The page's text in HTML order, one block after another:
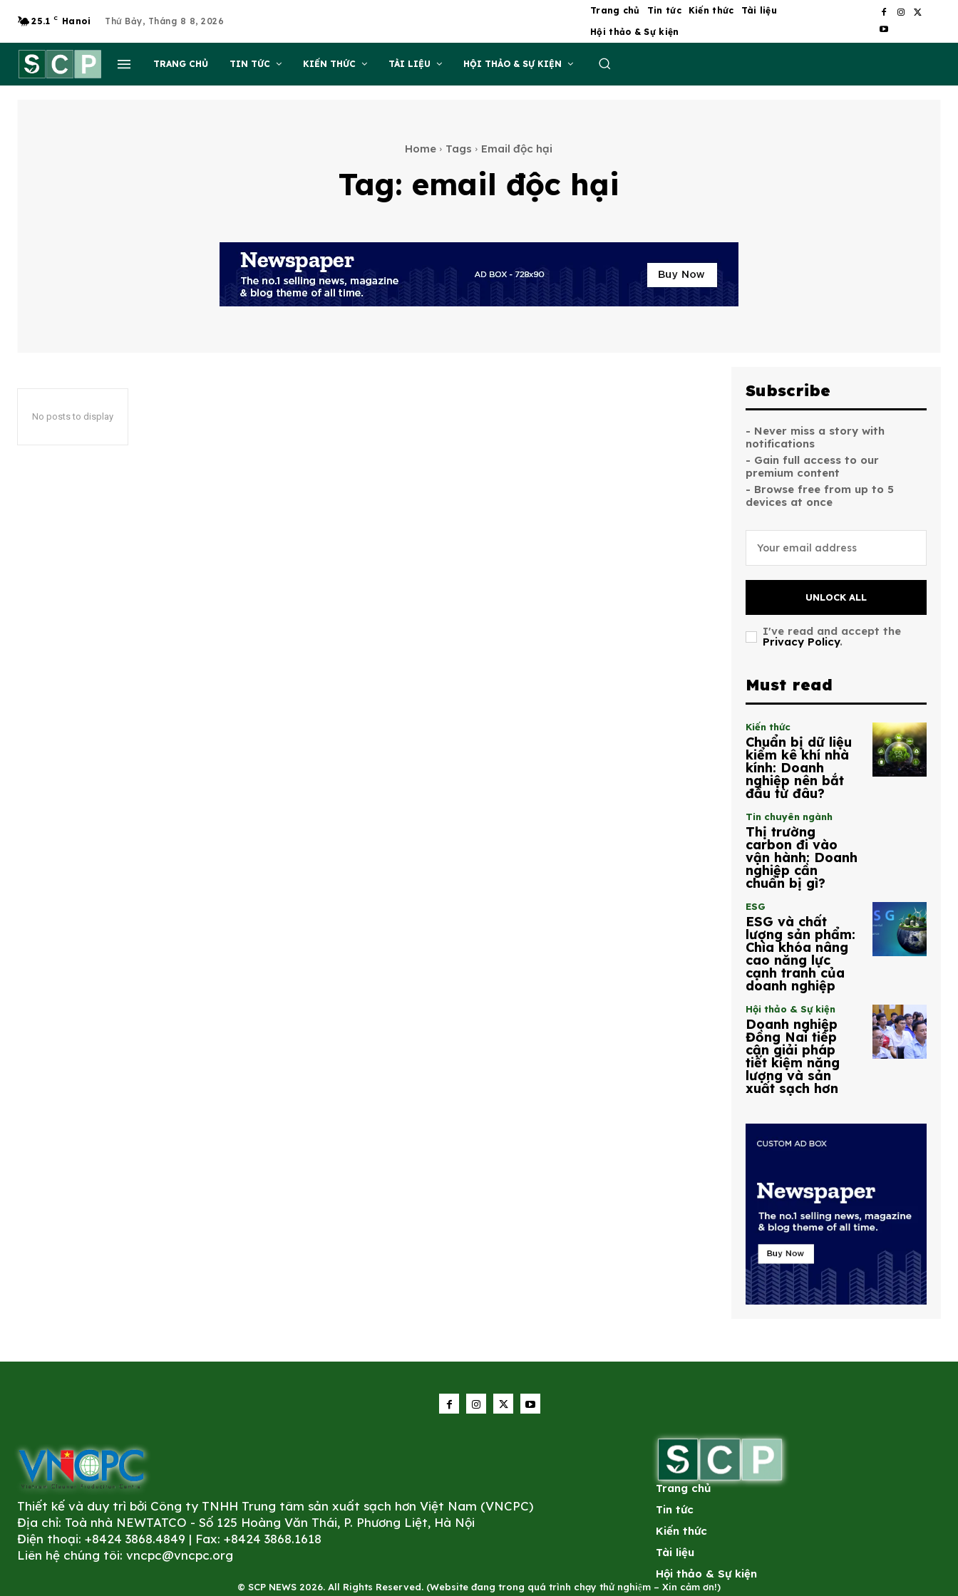
25.1 C Hanoi Thứ Bảy, Tháng 8 8, 2026
Trang chủ Tin tức Kiến thức
Tài liệu
Hội thảo & Sự kiện
TRANG CHỦ TIN TỨC KIẾN THỨC TÀI LIỆU HỘI THẢO & SỰ KIỆN
Home Tags Email độc hại
Tag: email độc hại
No posts to display
Subscribe
- Never miss a story with
notifications
- Gain full access to our
premium content
- Browse free from up to 5
devices at once
UNLOCK ALL
I've read and accept the
Privacy Policy.
Must read
Kiến thức
Chuẩn bị dữ liệu
kiểm kê khí nhà
kính: Doanh
nghiệp nên bắt
đầu từ đâu?
Tin chuyên ngành
Thị trường
carbon đi vào
vận hành: Doanh
nghiệp cần
chuẩn bị gì?
ESG
ESG và chất
lượng sản phẩm:
Chìa khóa nâng
cao năng lực
cạnh tranh của
doanh nghiệp
Hội thảo & Sự kiện
Doanh nghiệp
Đồng Nai tiếp
cận giải pháp
tiết kiệm năng
lượng và sản
xuất sạch hơn
Thiết kế và duy trì bởi Công ty TNHH Trung tâm sản xuất sạch hơn Việt Nam (VNCPC)
Địa chỉ: Toà nhà NEWTATCO - Số 125 Hoàng Văn Thái, P. Phương Liệt, Hà Nội
Điện thoại: +8424 3868.4849 | Fax: +8424 3868.1618
Liên hệ chúng tôi: vncpc@vncpc.org
Trang chủ
Tin tức
Kiến thức
Tài liệu
Hội thảo & Sự kiện
© SCP NEWS 2026. All Rights Reserved. (Website đang trong quá trình chạy thử nghiệm – Xin cảm ơn!)